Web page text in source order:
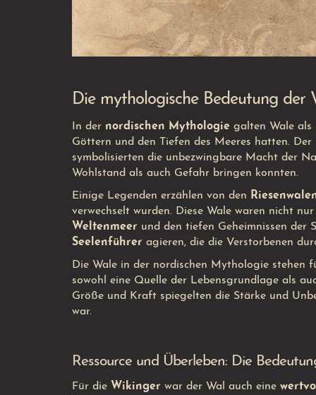
Die mythologische Bedeutung
In der nordischen Mythologie galten Wale als
Göttern und den Tiefen des Meeres hatten.
symbolisierten die unbezwingbare Macht der
Wohlstand als auch Gefahr bringen konnten.
Einige Legenden erzählen von den
verwechselt wurden. Diese Wale waren nicht
Weltenmeer und den tiefen Geheimnissen der
Seelenführer agieren, die die Verstorbenen
Die Wale in der nordischen Mythologie stehen
sowohl eine Quelle der Lebensgrundlage als
Größe und Kraft spiegelten die Stärke und
war.
Ressource und Überleben: Die
Für die Wikinger war der Wal auch eine